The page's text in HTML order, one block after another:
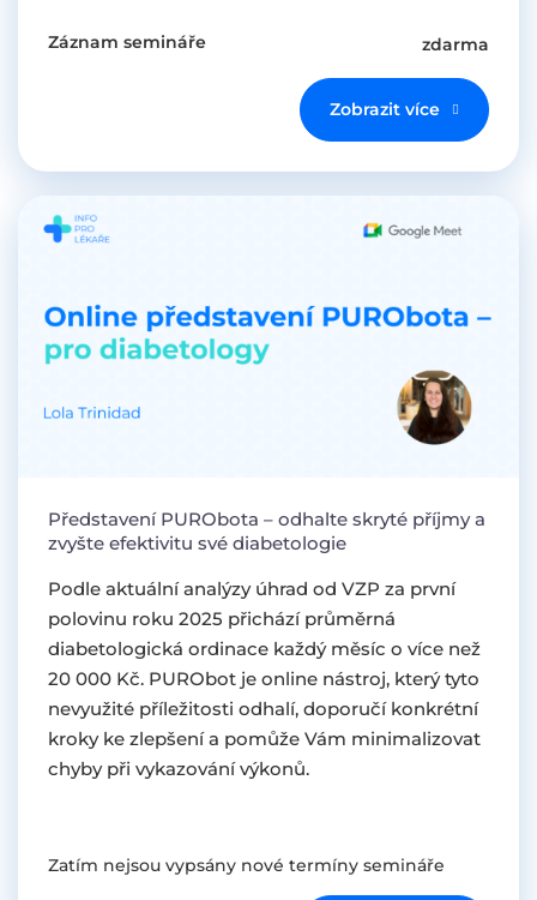
Záznam semináře zdarma
Zobrazit více
Představení PURObota – odhalte skryté příjmy a
zvyšte efektivitu své diabetologie
Podle aktuální analýzy úhrad od VZP za první
polovinu roku 2025 přichází průměrná
diabetologická ordinace každý měsíc o více než
20 000 Kč. PURObot je online nástroj, který tyto
nevyužité příležitosti odhalí, doporučí konkrétní
kroky ke zlepšení a pomůže Vám minimalizovat
chyby při vykazování výkonů.
Zatím nejsou vypsány nové termíny semináře